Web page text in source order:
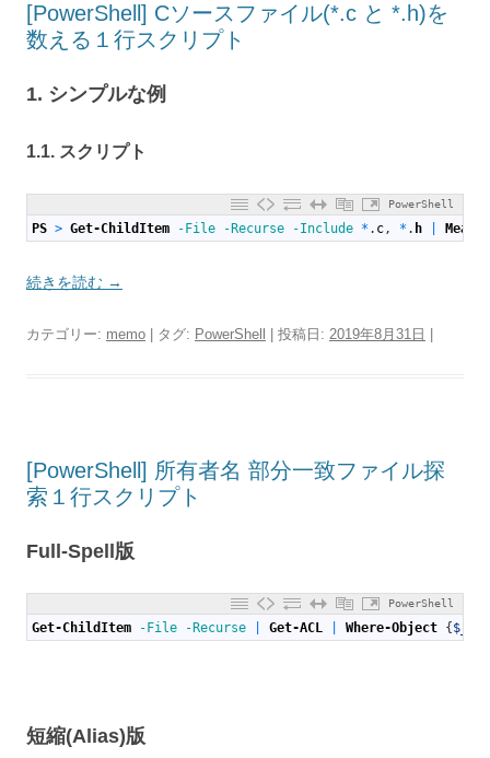
[PowerShell] Cソースファイル(*.c と *.h)を
数える１行スクリプト
1. シンプルな例
1.1. スクリプト
PowerShell
PS > Get-ChildItem -File -Recurse -Include * . c, * . h
続きを読む →
カテゴリー: memo | タグ: PowerShell | 投稿日: 2019年8月31日
[PowerShell] 所有者名 部分一致ファイル探
索１行スクリプト
Full-Spell版
PowerShell
Get-ChildItem -File -Recurse Get-ACL Where-Object { $_
短縮(Alias)版